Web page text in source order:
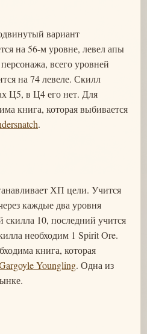
вариант
на 56-м уровне, левел апы
всего уровней
на 74 левеле. Скилл
Ц5, в Ц4 его нет. Для
книга, которая выбивается
.
ХП цели. Учится
каждые два уровня
скилла 10, последний учится
необходим 1 Spirit Ore.
книга, которая
Youngling. Одна из